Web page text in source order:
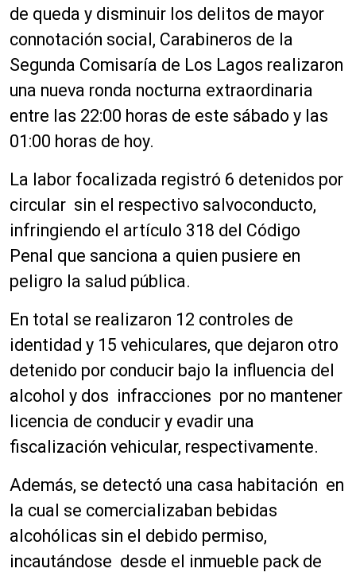
de queda y disminuir los delitos de mayor
connotación social, Carabineros de la
Segunda Comisaría de Los Lagos realizaron
una nueva ronda nocturna extraordinaria
entre las 22:00 horas de este sábado y las
01:00 horas de hoy.
La labor focalizada registró 6 detenidos por
circular sin el respectivo salvoconducto,
infringiendo el artículo 318 del Código
Penal que sanciona a quien pusiere en
peligro la salud pública.
En total se realizaron 12 controles de
identidad y 15 vehiculares, que dejaron otro
detenido por conducir bajo la influencia del
alcohol y dos infracciones por no mantener
licencia de conducir y evadir una
fiscalización vehicular, respectivamente.
Además, se detectó una casa habitación en
la cual se comercializaban bebidas
alcohólicas sin el debido permiso,
incautándose desde el inmueble pack de